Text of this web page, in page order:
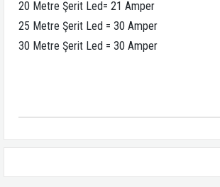
20 Metre Şerit Led= 21 Amper
25 Metre Şerit Led = 30 Amper
30 Metre Şerit Led = 30 Amper